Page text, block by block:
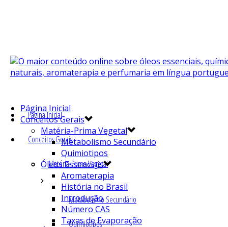
Página Inicial
Conceitos Gerais
Matéria-Prima Vegetal
Metabolismo Secundário
Quimiotipos
Página Inicial
Conceitos Gerais
Matéria-Prima Vegetal
Metabolismo Secundário
Quimiotipos
Óleos Essenciais
Aromaterapia
História no Brasil
Introdução
Número CAS
Taxas de Evaporação